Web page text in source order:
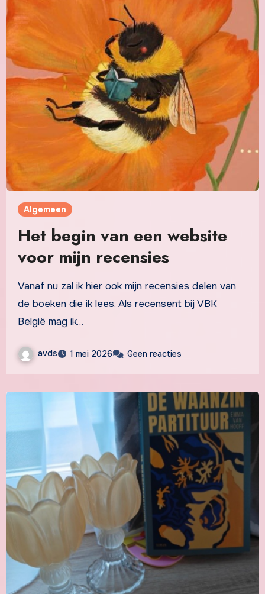
Algemeen
Het begin van een website
voor mijn recensies
Vanaf nu zal ik hier ook mijn recensies delen van
de boeken die ik lees. Als recensent bij VBK
België mag ik…
avds 1 mei 2026 Geen reacties